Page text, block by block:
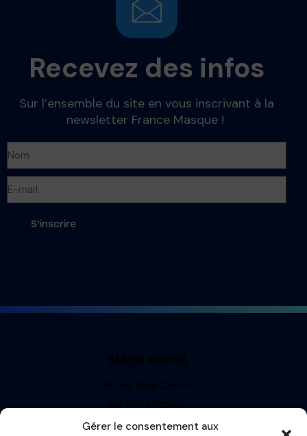
Gérer le consentement aux
Recevez des infos
Sur l’ensemble du site en vous inscrivant à la
newsletter France Masque !
S'inscrire
Siège social
55 rue Sadi Carnot
93700 Drancy
Siren : 499710697